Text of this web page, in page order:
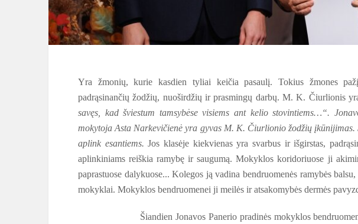
Yra žmonių, kurie kasdien tyliai keičia pasaulį. Tokius žmones
padrąsinančių žodžių, nuoširdžių ir prasmingų darbų. M. K. Čiurlionis
savęs, kad šviestum tamsybėse visiems ant kelio stovintiems…“.
mokytoja Asta Narkevičienė yra gyvas M. K. Čiurlionio žodžių įkūnijimas.
aplink esantiems.Jos klasėje kiekvienas yra svarbus ir išgirstas,
aplinkiniams reiškia ramybę ir saugumą. Mokyklos koridoriuose ji
paprastuose dalykuose... Kolegos ją vadina bendruomenės ramybės
mokyklai. Mokyklos bendruomenei ji meilės ir atsakomybės dermės
Šiandien Jonavos Panerio pradinės mokyklos bendruomenė